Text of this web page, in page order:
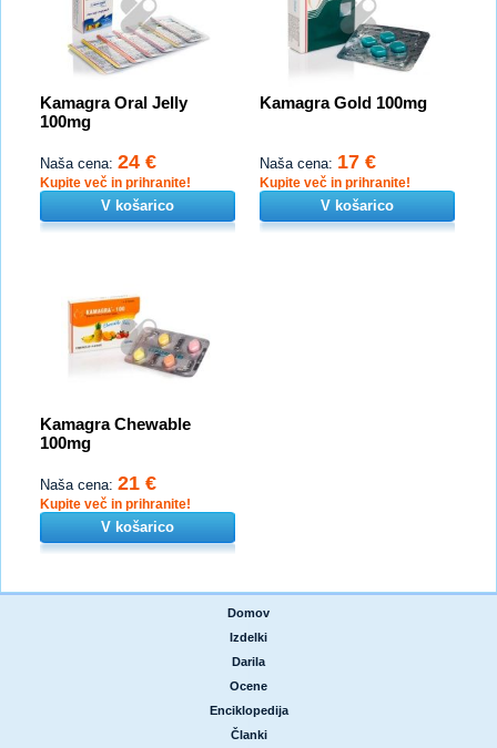
Kamagra Oral Jelly
100mg
Naša cena: 24 €
Kupite več in prihranite!
V košarico
Kamagra Gold 100mg
Naša cena: 17 €
Kupite več in prihranite!
V košarico
Kamagra Chewable
100mg
Naša cena: 21 €
Kupite več in prihranite!
V košarico
Domov
Izdelki
Darila
Ocene
Enciklopedija
Članki